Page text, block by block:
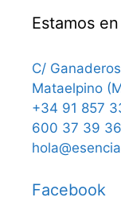
Estamos en
C/
Mataelpino
+34 91 857
600 37 39 36
Facebook